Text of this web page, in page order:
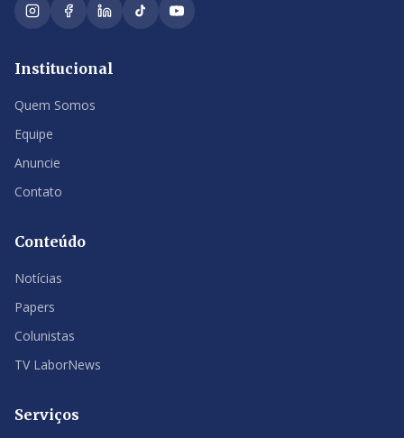
Institucional
Quem Somos
Equipe
Anuncie
Contato
Conteúdo
Notícias
Papers
Colunistas
TV LaborNews
Serviços